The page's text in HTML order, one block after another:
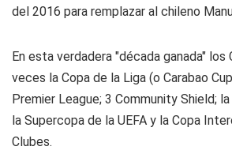
del 2016 para remplazar al chileno
En esta verdadera "década ganada" los
veces la Copa de la Liga (o Carabao
Premier League; 3 Community Shield;
la Supercopa de la UEFA y la Copa
Clubes.